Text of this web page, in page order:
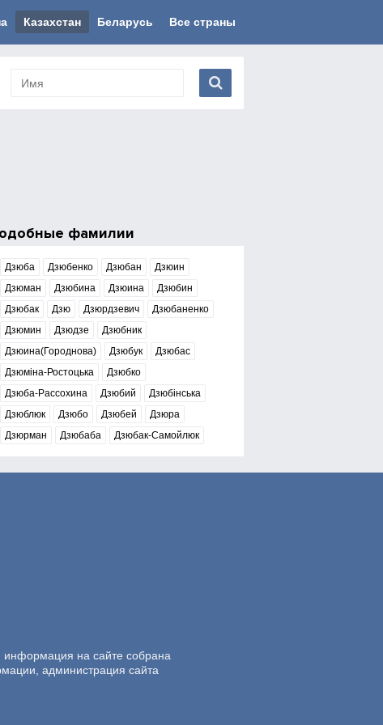
Казахстан Беларусь Все страны
фамилии
Дзюба Дзюбенко Дзюбан
Дзюин
Дзюман
Дзюбина Дзюина
Дзюбин
Дзюбак
Дзю Дзюрдзевич
Дзюбаненко
Дзюмин
Дзюдзе
Дзюбник
Дзюина(Городнова)
Дзюбук
Дзюбас
Дзюміна-Ростоцька
Дзюбко
Дзюба-Рассохина
Дзюбий
Дзюбінська
Дзюблюк
Дзюбо Дзюбей
Дзюра
Дзюрман
Дзюбаба Дзюбак-Самойлюк
информация на сайте собрана
администрация сайта